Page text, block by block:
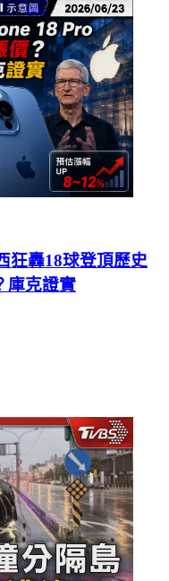
狂轟18球登頂歷史
庫克證實